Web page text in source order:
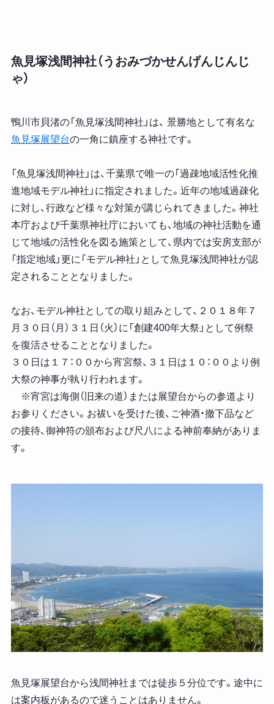
魚見塚浅間神社（うおみづかせんげんじんじ
ゃ）
鴨川市貝渚の「魚見塚浅間神社」は、 景勝地として有名な
魚見塚展望台の一角に鎮座する神社です。
「魚見塚浅間神社」は、千葉県で唯一の「過疎地域活性化推
進地域モデル神社」に指定されました。近年の地域過疎化
に対し、行政など様々な対策が講じられてきました。神社
本庁および千葉県神社庁においても、地域の神社活動を通
じて地域の活性化を図る施策として、県内では安房支部が
「指定地域」更に「モデル神社」として魚見塚浅間神社が認
定されることとなりました。
なお、モデル神社としての取り組みとして、２０１８年７
月３０日（月）３１日（火）に「創建400年大祭」として例祭
を復活させることとなりました。
３０日は１７：００から宵宮祭、３１日は１０：００より例
大祭の神事が執り行われます。
※宵宮は海側（旧来の道）または展望台からの参道より
お参りください。お祓いを受けた後、ご神酒・撤下品など
の接待、御神符の頒布および尺八による神前奉納がありま
す。
魚見塚展望台から浅間神社までは徒歩５分位です。途中に
は案内板があるので迷うことはありません。